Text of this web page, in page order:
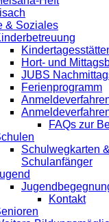
& Soziales
Hort- und
JUBS
Ferienprogramm
FAQs zur
Schulwegkarten
Schulanfänger
Kontakt